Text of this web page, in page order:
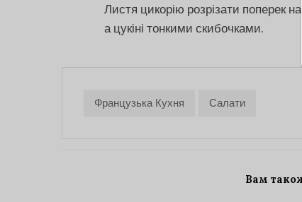
Листя цикорію розрізати поперек
а цукіні тонкими скибочками.
Французька Кухня Салати
Вам